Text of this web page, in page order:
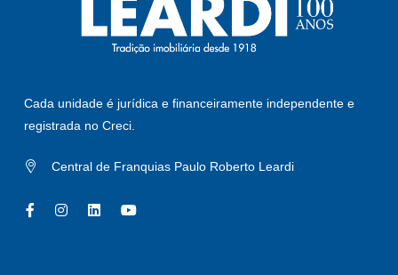
Cada unidade é jurídica e financeiramente independente e
registrada no Creci.
Central de Franquias Paulo Roberto Leardi